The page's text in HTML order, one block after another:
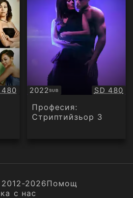
480 2022SUB
Субтитри SD 480
Професия:
Стриптийзьор 3
2026Помощ
с нас